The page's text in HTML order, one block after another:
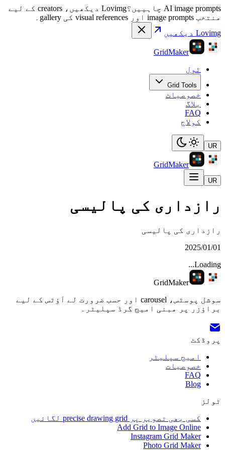
AI image prompts چاہییں؟
Lovimg دیکھیں، creators کے لیے
منتخب image prompts اور visual references کی gallery۔
Lovimg دیکھیں
GridMaker
ٹول
Grid Tools
خصوصیات
بلاگ
FAQ
کولاج
UR
GridMaker
UR
رازداری کی پالیسی
رازداری کی پالیسی
2025/01/01
Loading...
GridMaker
سوشل پوسٹس، carousel اور حسب ضرورت لے آؤٹس کے لیے
براؤزر پر مبنی امیج گرڈ سپلیٹر۔
پروڈکٹ
امیج سپلیٹر
خصوصیات
FAQ
Blog
ٹولز
کسی بھی تصویر پر precise drawing grid لگائیں
Add Grid to Image Online
Instagram Grid Maker
Photo Grid Maker